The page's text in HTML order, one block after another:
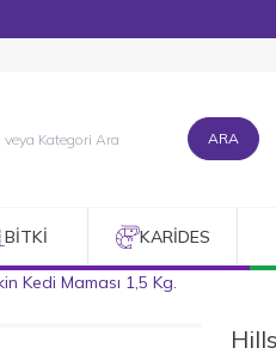
ARA
BITKI KARIDES
Kedi Maması 1,5 Kg.
Hills